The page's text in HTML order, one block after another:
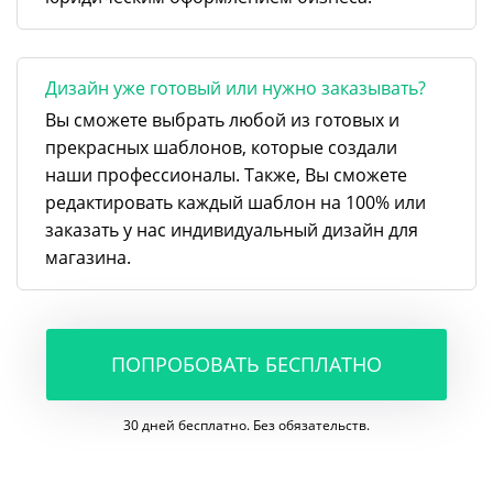
Дизайн уже готовый или нужно заказывать?
Вы сможете выбрать любой из готовых и
прекрасных шаблонов, которые создали
наши профессионалы. Также, Вы сможете
редактировать каждый шаблон на 100% или
заказать у нас индивидуальный дизайн для
магазина.
ПОПРОБОВАТЬ БЕСПЛАТНО
30 дней бесплатно. Без обязательств.